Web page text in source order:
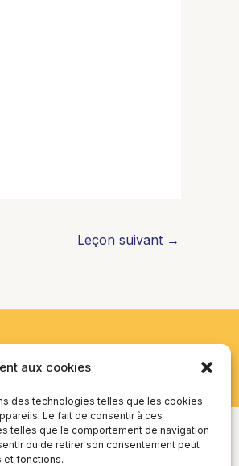
aux cookies
des technologies telles que les cookies
Le fait de consentir à ces
telles que le comportement de navigation
ou de retirer son consentement peut
et fonctions.
Leçon suivant →